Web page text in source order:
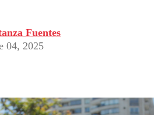
Fuentes
04, 2025